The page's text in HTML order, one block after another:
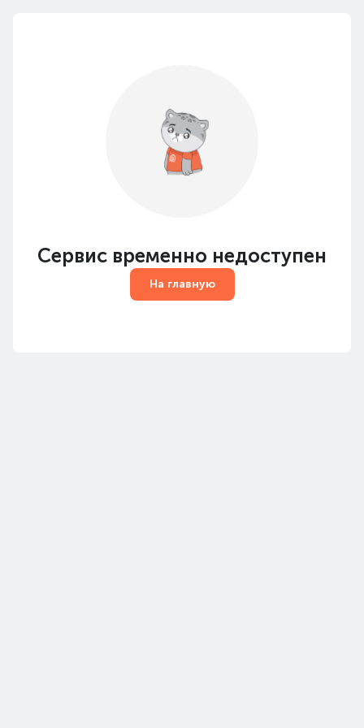
Сервис временно недоступен
На главную